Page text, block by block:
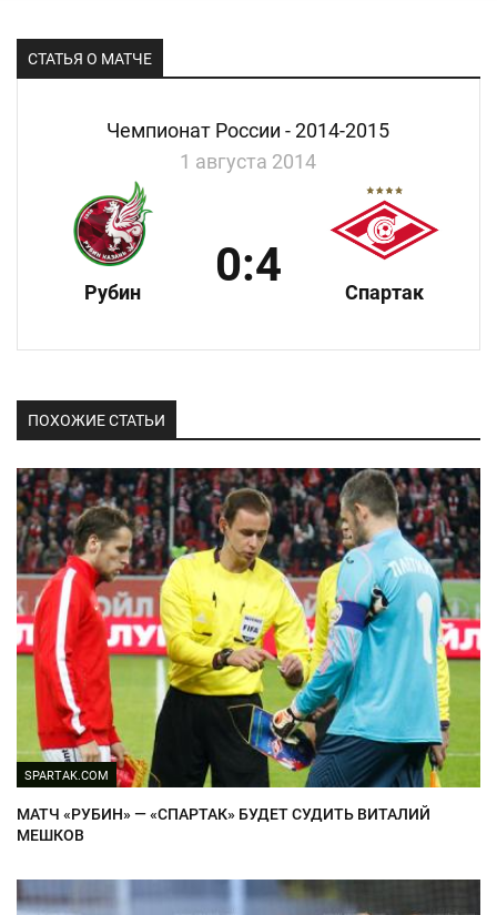
СТАТЬЯ О МАТЧЕ
Чемпионат России - 2014-2015
1 августа 2014
Рубин
0:4
Спартак
ПОХОЖИЕ СТАТЬИ
SPARTAK.COM
МАТЧ «РУБИН» — «СПАРТАК» БУДЕТ СУДИТЬ ВИТАЛИЙ
МЕШКОВ